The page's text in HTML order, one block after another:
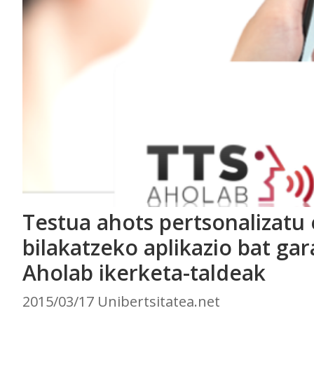
Testua ahots
bilakatzeko aplikazio bat
Aholab ikerketa-taldeak
2015/03/17 Unibertsitatea.net